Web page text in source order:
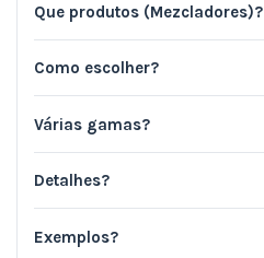
Que produtos (Mezcladores)?
Como escolher?
Várias gamas?
Detalhes?
Exemplos?